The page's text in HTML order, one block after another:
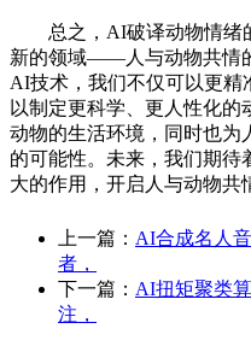
总之，AI破译动物情绪
新的领域——人与动物共情
AI技术，我们不仅可以更精
以制定更科学、更人性化
动物的生活环境，同时也为
的可能性。未来，我们期
大的作用，开启人与动物共
上一篇： AI合成名人
者，
下一篇： AI扭矩聚类
注，